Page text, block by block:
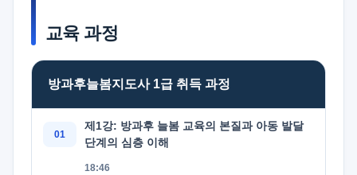
교육 과정
방과후늘봄지도사 1급 취득 과정
제1강: 방과후 늘봄 교육의 본질과 아동 발달
단계의 심층 이해
18:46